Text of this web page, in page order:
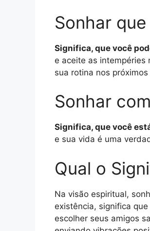
Sonhar
Significa, que você
e aceite as intempéries
sua rotina nos
Sonhar
Significa, que você
e sua vida é uma
Qual o
Na visão espiritual,
existência, significa
escolher seus amigos